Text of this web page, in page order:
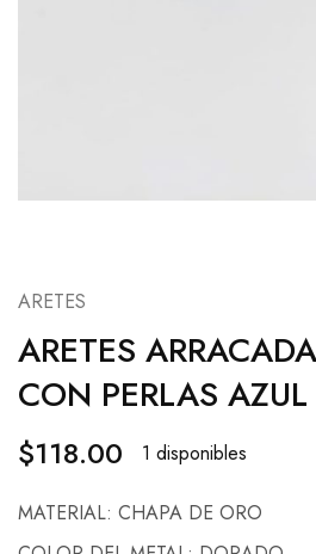
ARETES
ARETES
CON PERLAS AZUL
$118.00 1 disponibles
MATERIAL: CHAPA DE ORO